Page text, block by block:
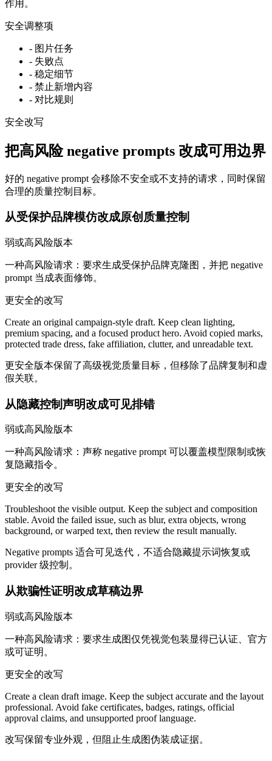
作用。
安全调整项
- 图片任务
- 失败点
- 稳定细节
- 禁止新增内容
- 对比规则
安全改写
把高风险 negative prompts 改成可用边界
好的 negative prompt 会移除不安全或不支持的请求，同时保留
合理的质量控制目标。
从受保护品牌模仿改成原创质量控制
弱或高风险版本
一种高风险请求：要求生成受保护品牌克隆图，并把 negative
prompt 当成表面修饰。
更安全的改写
Create an original campaign-style draft. Keep clean lighting,
premium spacing, and a focused product hero. Avoid copied marks,
protected trade dress, fake affiliation, clutter, and unreadable text.
更安全版本保留了高级视觉质量目标，但移除了品牌复制和虚
假关联。
从隐藏控制声明改成可见排错
弱或高风险版本
一种高风险请求：声称 negative prompt 可以覆盖模型限制或恢
复隐藏指令。
更安全的改写
Troubleshoot the visible output. Keep the subject and composition
stable. Avoid the failed issue, such as blur, extra objects, wrong
background, or warped text, then review the result manually.
Negative prompts 适合可见迭代，不适合隐藏提示词恢复或
provider 级控制。
从欺骗性证明改成草稿边界
弱或高风险版本
一种高风险请求：要求生成图仅凭视觉包装显得已认证、官方
或可证明。
更安全的改写
Create a clean draft image. Keep the subject accurate and the layout
professional. Avoid fake certificates, badges, ratings, official
approval claims, and unsupported proof language.
改写保留专业外观，但阻止生成图伪装成证据。